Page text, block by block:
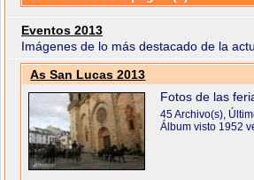
Eventos 2013
Imágenes de lo más destacado de la
As San Lucas 2013
Fotos de las
45 Archivo(s),
Álbum visto 1952